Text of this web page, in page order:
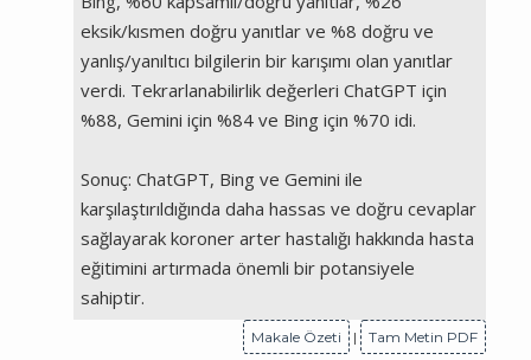
eksik/kısmen doğru yanıtlar ve %8 doğru ve
yanlış/yanıltıcı bilgilerin bir karışımı olan yanıtlar
verdi. Tekrarlanabilirlik değerleri ChatGPT için
%88, Gemini için %84 ve Bing için %70 idi.
Sonuç: ChatGPT, Bing ve Gemini ile
karşılaştırıldığında daha hassas ve doğru cevaplar
sağlayarak koroner arter hastalığı hakkında hasta
eğitimini artırmada önemli bir potansiyele
sahiptir.
Makale Özeti | Tam Metin PDF